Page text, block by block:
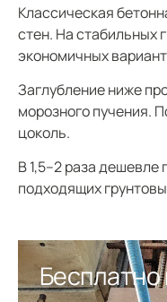
Классическая
стен. На стабильных
экономичных
Заглубление ниже
морозного пучения.
цоколь.
В 1,5–2 раза дешевле
подходящих
Бесплатно